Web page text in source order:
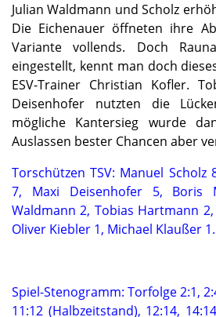
Julian Waldmann und Scholz
Die Eichenauer öffneten ihre
Variante vollends. Doch
eingestellt, kennt man doch
ESV-Trainer Christian Kofler.
Deisenhofer nutzten die
mögliche Kantersieg wurde
Auslassen bester Chancen aber
Torschützen TSV: Manuel Scholz
7, Maxi Deisenhofer 5, Boris
Waldmann 2, Tobias Hartmann
Oliver Kiebler 1, Michael Klaußer 1.
Spiel-Stenogramm: Torfolge 2:1,
11:12 (Halbzeitstand), 12:14,